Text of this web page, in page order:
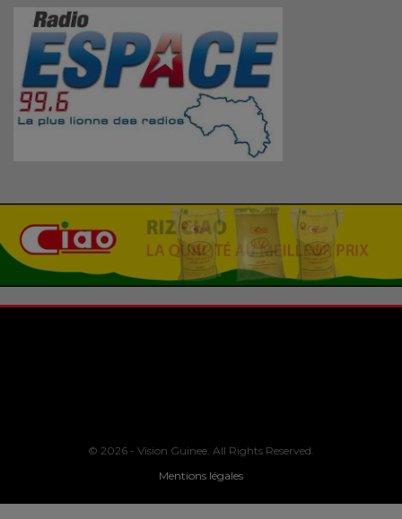
© 2026 - Vision Guinee. All Rights Reserved.
Mentions légales